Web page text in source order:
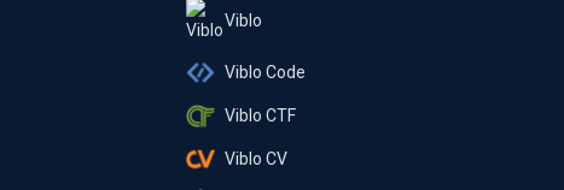
Viblo
Viblo Code
Viblo CTF
Viblo CV